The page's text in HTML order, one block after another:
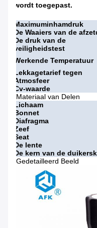
wordt toegepast.
Maximuminhamdruk
De Waaiers van de
De druk van de
veiligheidstest
Werkende Temperatuur
Lekkagetarief tegen
Atmosfeer
Cv-waarde
Materiaal van Delen
Lichaam
Bonnet
Diafragma
Zeef
Seat
De lente
De kern van de
Gedetailleerd Beeld